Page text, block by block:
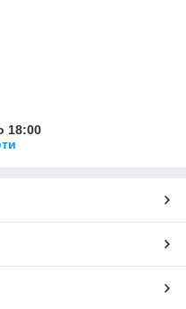
18:00